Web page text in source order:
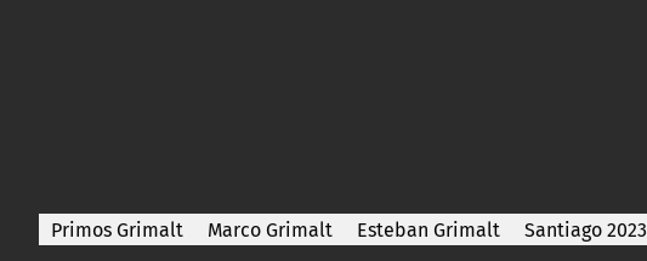
Primos Grimalt Marco Grimalt Esteban Grimalt Santiago 2023